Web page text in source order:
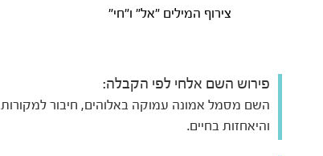
צירוף המילים "אל" ו"חי"
פירוש השם אלחי לפי הקבלה:
השם מסמל אמונה עמוקה באלוהים, חיבור למקורות
והיאחזות בחיים.